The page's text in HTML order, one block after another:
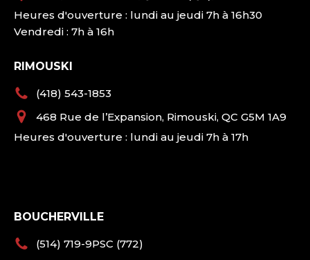
Heures d'ouverture : lundi au jeudi 7h à 16h30
Vendredi : 7h à 16h
RIMOUSKI
(418) 543-1853
468 Rue de l’Expansion, Rimouski, QC G5M 1A9
Heures d'ouverture : lundi au jeudi 7h à 17h
BOUCHERVILLE
(514) 719-9PSC (772)